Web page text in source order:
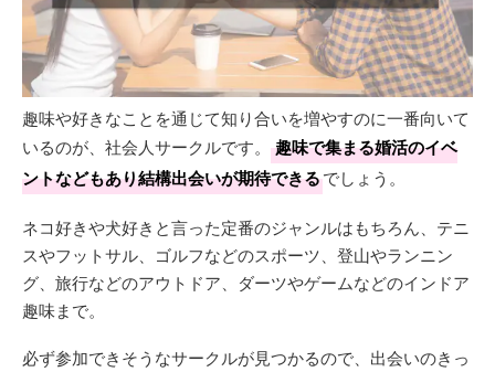
趣味や好きなことを通じて知り合いを増やすのに一番向いて
いるのが、社会人サークルです。
趣味で集まる婚活のイベ
ントなどもあり結構出会いが期待できるでしょう。
ネコ好きや犬好きと言った定番のジャンルはもちろん、テニ
スやフットサル、ゴルフなどのスポーツ、登山やランニン
グ、旅行などのアウトドア、ダーツやゲームなどのインドア
趣味まで。
必ず参加できそうなサークルが見つかるので、出会いのきっ